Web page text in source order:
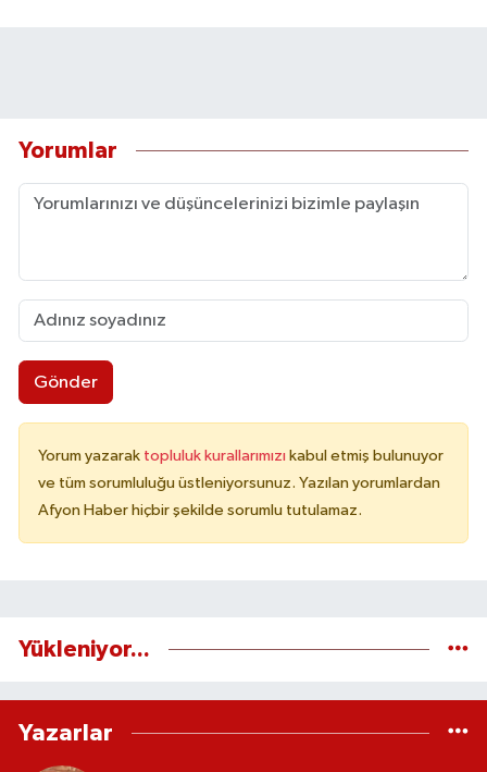
Yorumlar
Gönder
Yorum yazarak topluluk kurallarımızı kabul etmiş bulunuyor
ve tüm sorumluluğu üstleniyorsunuz. Yazılan yorumlardan
Afyon Haber hiçbir şekilde sorumlu tutulamaz.
Yükleniyor...
Yazarlar